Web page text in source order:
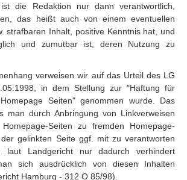
die Redaktion nur dann verantwortlich,
das heißt auch von einem eventuellen
strafbaren Inhalt, positive Kenntnis hat, und
und zumutbar ist, deren Nutzung zu
verweisen wir auf das Urteil des LG
in dem Stellung zur "Haftung für
Seiten" genommen wurde. Das
man durch Anbringung von Linkverweisen
Seiten zu fremden Homepage-
gelinkten Seite ggf. mit zu verantworten
laut Landgericht nur dadurch verhindert
sich ausdrücklich von diesen Inhalten
Hamburg - 312 O 85/98).